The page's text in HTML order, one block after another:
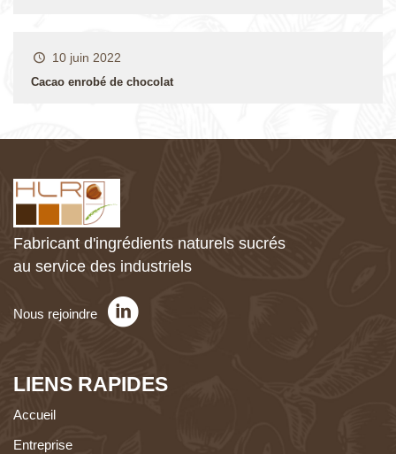
10 juin 2022
Cacao enrobé de chocolat
Fabricant d'ingrédients naturels sucrés
au service des industriels
Nous rejoindre
LIENS RAPIDES
Accueil
Entreprise